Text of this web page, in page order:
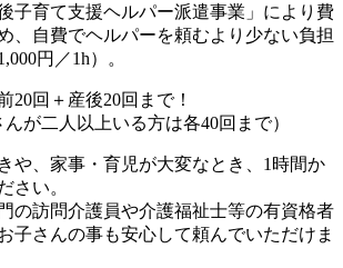
子育て支援ヘルパー派遣事業」により費
、自費でヘルパーを頼むより少ない負担
円／1h）。
20回＋産後20回まで！
んが二人以上いる方は各40回まで）
や、家事・育児が大変なとき、1時間か
さい。
の訪問介護員や介護福祉士等の有資格者
子さんの事も安心して頼んでいただけま